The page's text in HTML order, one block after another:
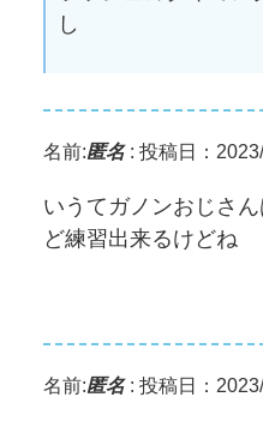
し
名前:匿名: 投稿日：
いうてガノンおじさ
ど練習出来るけどね
名前:匿名: 投稿日：